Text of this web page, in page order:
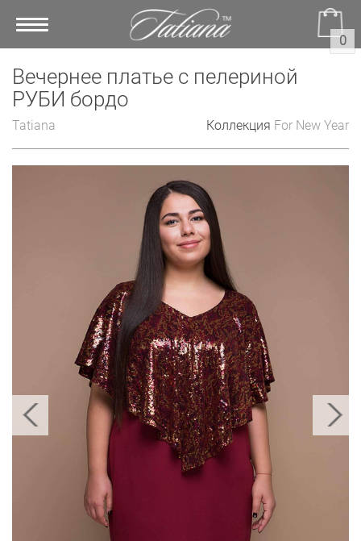
Toggle
0
Вечернее платье с пелериной
РУБИ бордо
Tatiana Коллекция For New Year